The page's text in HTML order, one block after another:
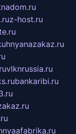
z-host.ru
vlknrussia.ru
bankaribi.ru